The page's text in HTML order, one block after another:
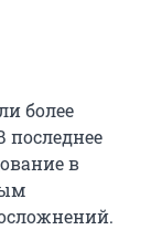
более
последнее
в